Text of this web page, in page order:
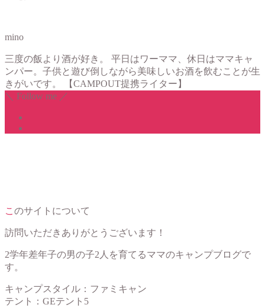
mino
三度の飯より酒が好き。 平日はワーママ、休日はママキャ
ンパー。子供と遊び倒しながら美味しいお酒を飲むことが生
きがいです。 【CAMPOUT提携ライター】
＼ Follow me ／
このサイトについて
訪問いただきありがとうございます！
2学年差年子の男の子2人を育てるママのキャンプブログで
す。
キャンプスタイル：ファミキャン
テント：GEテント5